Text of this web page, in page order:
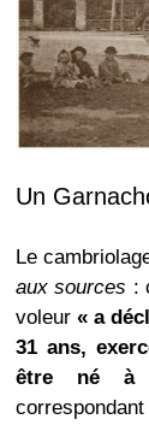
Un
Le
aux sources :
voleur « a
31 ans,
être né à